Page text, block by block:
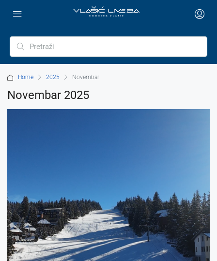
Home 2025 Novembar
Novembar 2025